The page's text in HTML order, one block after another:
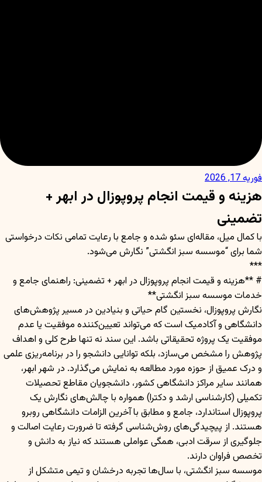
فوریه 17, 2026
هزینه و قیمت انجام پروپوزال در ابهر +
تضمینی
با کمال میل، مقاله‌ای سئو شده و جامع با رعایت تمامی نکات درخواستی
شما برای “موسسه سبز انگشتی” نگارش می‌شود.
***
# **هزینه و قیمت انجام پروپوزال در ابهر + تضمینی: راهنمای جامع و
خدمات موسسه سبز انگشتی**
نگارش پروپوزال، نخستین گام حیاتی و بنیادین در مسیر پژوهش‌های
دانشگاهی و آکادمیک است که می‌تواند تعیین‌کننده موفقیت یا عدم
موفقیت یک پروژه تحقیقاتی باشد. این سند نه تنها طرح کلی و اهداف
پژوهش را مشخص می‌سازد، بلکه توانایی دانشجو را در برنامه‌ریزی علمی
و درک عمیق از حوزه مورد مطالعه به نمایش می‌گذارد. در شهر ابهر،
همانند سایر مراکز دانشگاهی کشور، دانشجویان مقاطع تحصیلات
تکمیلی (کارشناسی ارشد و دکترا) همواره با چالش‌های نگارش یک
پروپوزال استاندارد، جامع و مطابق با آخرین الزامات دانشگاهی روبرو
هستند. از پیچیدگی‌های روش‌شناسی گرفته تا ضرورت رعایت اصالت و
جلوگیری از سرقت ادبی، همگی عواملی هستند که نیاز به دانش و
تخصص فراوان دارند.
موسسه سبز انگشتی، با سال‌ها تجربه درخشان و تیمی متشکل از